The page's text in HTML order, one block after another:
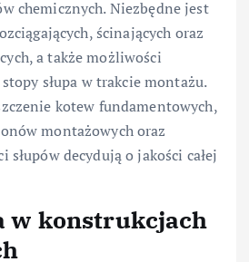
chemicznych. Niezbędne jest
ścinających oraz
a także możliwości
słupa w trakcie montażu.
kotew fundamentowych,
montażowych oraz
decydują o jakości całej
w konstrukcjach